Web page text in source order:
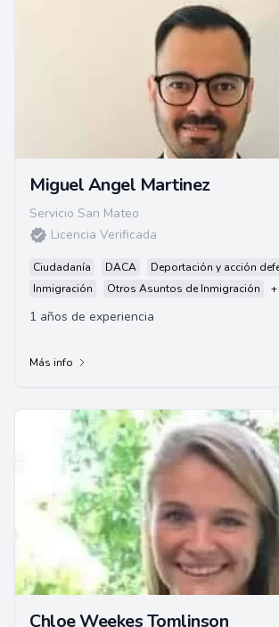
Miguel Angel Martinez
Servicio San Mateo
Licencia Verificada
Ciudadanía DACA
Deportación y acción
Inmigración
Otros Asuntos de Inmigración
1 años de experiencia
Más info
Chloe Weekes Tomlinson